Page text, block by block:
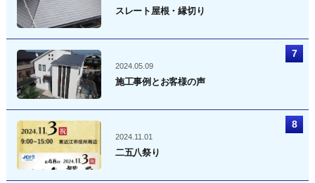
スレート屋根・縁切り
2024.05.09
施工事例とお客様の声
2024.11.01
二五八祭り